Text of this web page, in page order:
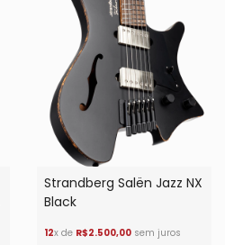
Strandberg Salën Jazz NX
Black
12x de R$2.500,00 sem juros